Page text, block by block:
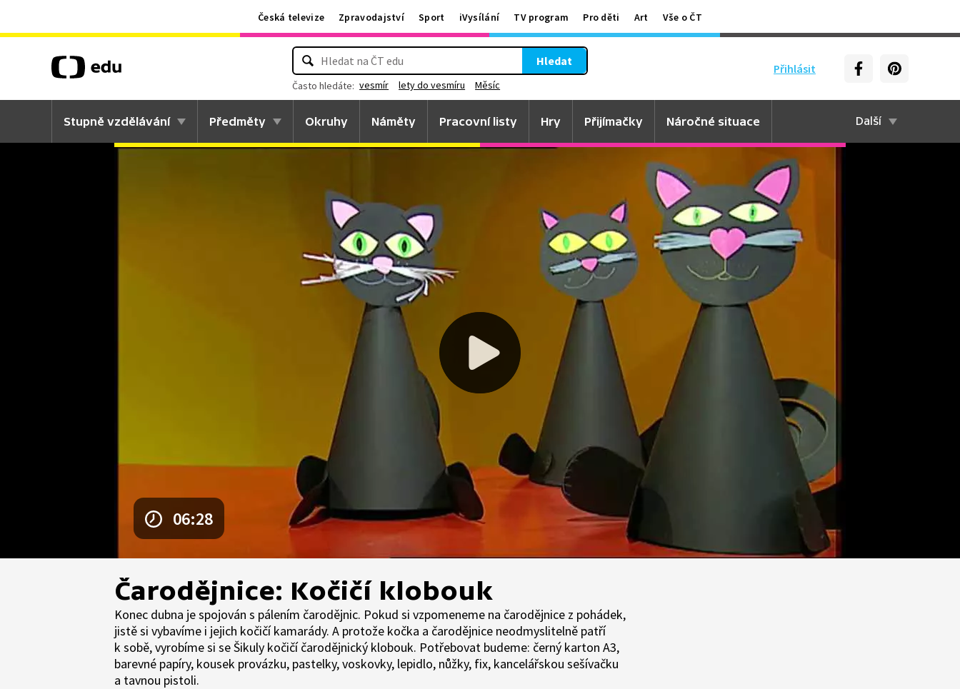
Česká televize Zpravodajství Sport iVysílání TV program Pro děti Art Vše o ČT
Přihlásit
Hledat
Často hledáte: vesmír lety do vesmíru Měsíc
Stupně vzdělávání Předměty Okruhy Náměty Pracovní listy Hry Přijímačky Náročné situace Další
06:28
Čarodějnice: Kočičí klobouk
Konec dubna je spojován s pálením čarodějnic. Pokud si vzpomeneme na čarodějnice z pohádek,
jistě si vybavíme i jejich kočičí kamarády. A protože kočka a čarodějnice neodmyslitelně patří
k sobě, vyrobíme si se Šikuly kočičí čarodějnický klobouk. Potřebovat budeme: černý karton A3,
barevné papíry, kousek provázku, pastelky, voskovky, lepidlo, nůžky, fix, kancelářskou sešívačku
a tavnou pistoli.